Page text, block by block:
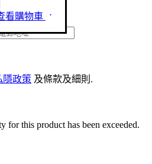
看購物車
禮物。
隱政策 及條款及細則.
for this product has been exceeded.